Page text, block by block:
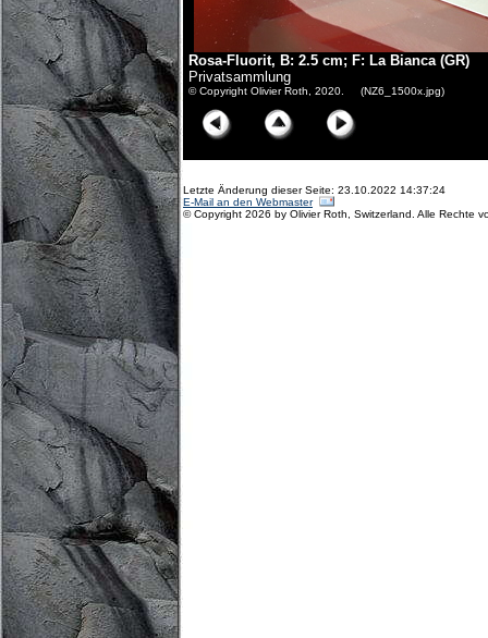
Rosa-Fluorit, B: 2.5 cm; F: La Bianca (GR)
Privatsammlung
© Copyright Olivier Roth, 2020. (NZ6_1500x.jpg)
Letzte Änderung dieser Seite: 23.10.2022 14:37:24
E-Mail an den Webmaster
© Copyright 2026 by Olivier Roth, Switzerland. Alle Rechte